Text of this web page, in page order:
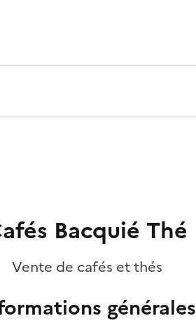
Bacquié Thé
Vente de cafés et thés
générales